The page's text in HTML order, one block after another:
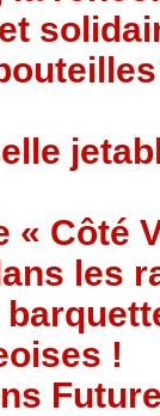
« Côté
les
!